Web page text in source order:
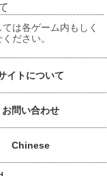
は各ゲーム内もしく
ださい。
イトについて
お問い合わせ
Chinese